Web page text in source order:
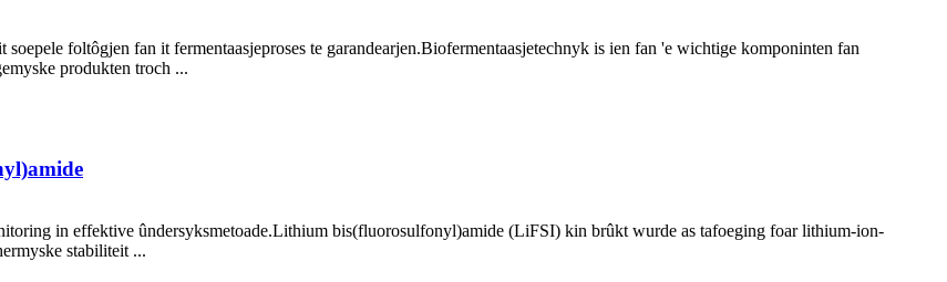
foltôgjen fan it fermentaasjeproses te garandearjen.Biofermentaasjetechnyk is ien fan 'e wichtige komponinten fan
produkten troch ...
in effektive ûndersyksmetoade.Lithium bis(fluorosulfonyl)amide (LiFSI) kin brûkt wurde as tafoeging foar lithium-ion-
stabiliteit ...